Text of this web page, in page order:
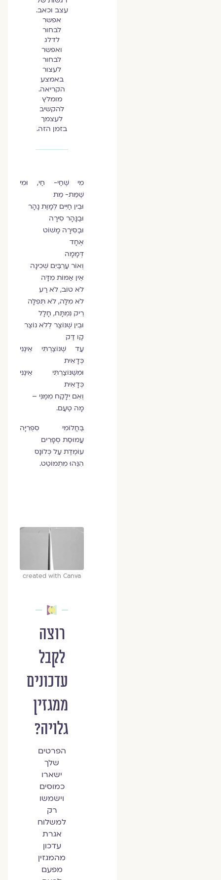
עצב וכאב.
אפשר
לבחור
לדלג
ואפשר
לבחור
לעצור
באמצע
הקריאה.
מומלץ
להקשיב
לעצמך
בזמן הזה.
מִי שֶׁחַי- חַי, וּמִי
שֶׁמֵּת- מֵת
וּבֵין חַיִּים לְמָוֶת נָהָר
וּבַנָּהָר סִירָה
וּבַסִּירָה מָשׁוֹט
אֶחָד
דְּמָמָה
וְאוֹר עַרְבַּיִם שְׁכִינָה
אֵין אַמּוֹת מִדָּה
לֹא טוֹב, לֹא רַע
לֹא מִלָּה, לֹא תְּפִלָּה
רֵיק נִמְתָּח, חָלָל
וּבֵין שֶׁנּוֹצַר לְלֹא נוֹצַר
קַו דַּק
עַד שֶׁנּוֹצַרְתִּי אֵינֶנִּי
כְּדָאִית
וּמִשֶּׁנּוֹצַרְתִּי אֵינֶנִּי
כְּדָאִית
וְאִם יִלָּקַח מִמֶּנִּי –
מָה טַעַם.
בַּחֲלוֹמִי סִפְרִיָּה
עֲמוּסַת סְפָרִים
עוֹמֶדֶת עַל כְּלוֹנָס
הִנֵּהוּ מִתְמוֹטֵט.
created with Canva
רוצה
לקבל
עדכונים
ממגזין
גלויה?
הפרטים
שלך
ישארו
כמוסים
וישמשו
רק
למשלוח
אגרת
עדכון
מהמגזין
מפעם